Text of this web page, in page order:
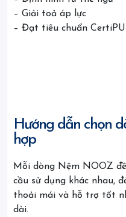
– Giải toả áp lực
– Đạt tiêu chuẩn
Hướng dẫn chọn
hợp
Mỗi dòng Nệm NOOZ
cầu sử dụng khác nhau,
thoải mái và hỗ trợ tốt
dài.